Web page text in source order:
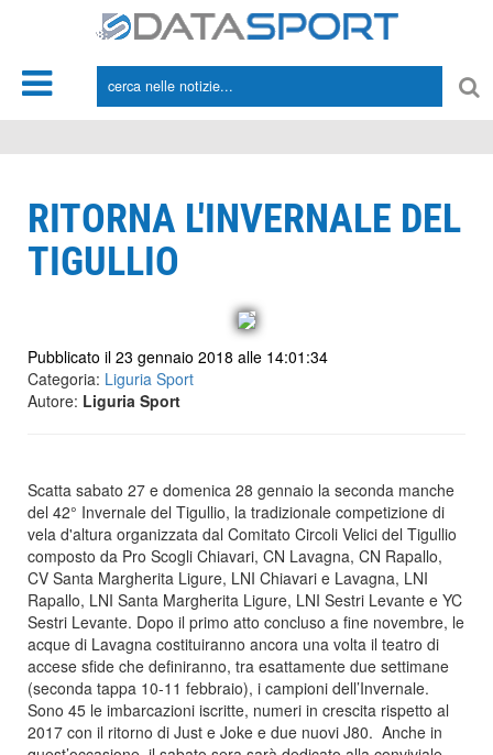
RITORNA L'INVERNALE DEL
TIGULLIO
Pubblicato il 23 gennaio 2018 alle 14:01:34
Categoria: Liguria Sport
Autore: Liguria Sport
Scatta sabato 27 e domenica 28 gennaio la seconda manche
del 42° Invernale del Tigullio, la tradizionale competizione di
vela d'altura organizzata dal Comitato Circoli Velici del Tigullio
composto da Pro Scogli Chiavari, CN Lavagna, CN Rapallo,
CV Santa Margherita Ligure, LNI Chiavari e Lavagna, LNI
Rapallo, LNI Santa Margherita Ligure, LNI Sestri Levante e YC
Sestri Levante. Dopo il primo atto concluso a fine novembre, le
acque di Lavagna costituiranno ancora una volta il teatro di
accese sfide che definiranno, tra esattamente due settimane
(seconda tappa 10-11 febbraio), i campioni dell’Invernale.
Sono 45 le imbarcazioni iscritte, numeri in crescita rispetto al
2017 con il ritorno di Just e Joke e due nuovi J80. Anche in